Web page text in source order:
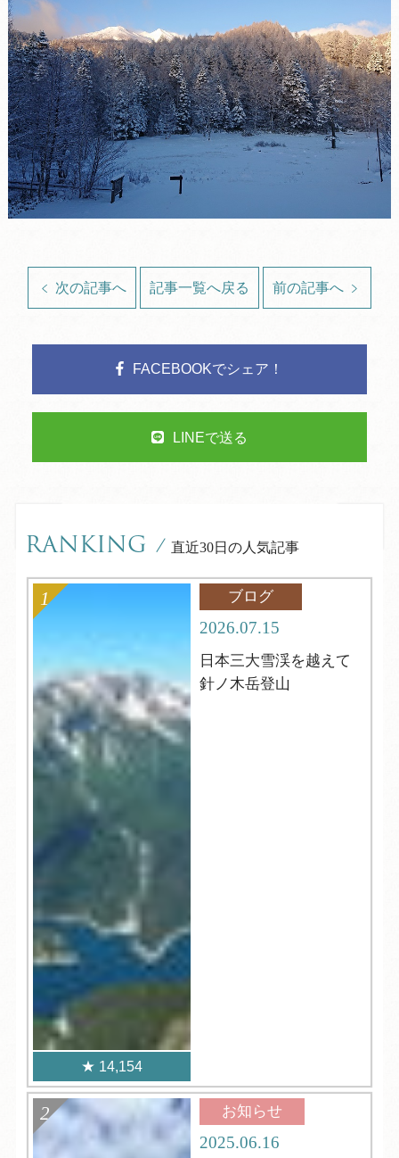
次の記事へ 記事一覧へ戻る 前の記事へ
FACEBOOKでシェア！
LINEで送る
RANKING / 直近30日の人気記事
14,154
ブログ
2026.07.15
日本三大雪渓を越えて
針ノ木岳登山
お知らせ
2025.06.16